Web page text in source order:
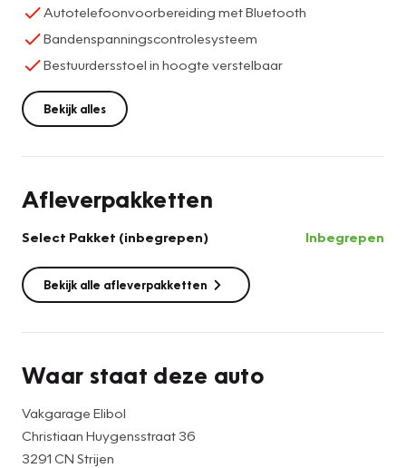
Autotelefoonvoorbereiding met Bluetooth
Bandenspanningscontrolesysteem
Bestuurdersstoel in hoogte verstelbaar
Bekijk alles
Afleverpakketten
Select Pakket (inbegrepen) Inbegrepen
Bekijk alle afleverpakketten
Waar staat deze auto
Vakgarage Elibol
Christiaan Huygensstraat 36
3291 CN Strijen